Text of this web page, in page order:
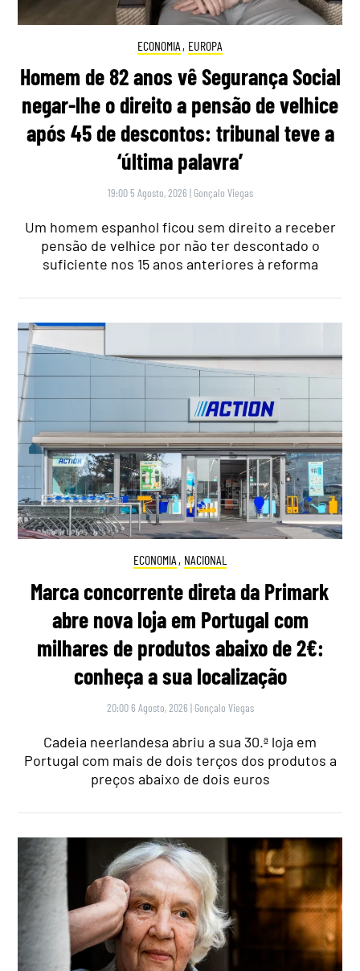
ECONOMIA , EUROPA
Homem de 82 anos vê Segurança Social
negar-lhe o direito a pensão de velhice
após 45 de descontos: tribunal teve a
‘última palavra’
19:00 5 Agosto, 2026 | Gonçalo Viegas
Um homem espanhol ficou sem direito a receber
pensão de velhice por não ter descontado o
suficiente nos 15 anos anteriores à reforma
ECONOMIA , NACIONAL
Marca concorrente direta da Primark
abre nova loja em Portugal com
milhares de produtos abaixo de 2€:
conheça a sua localização
20:00 6 Agosto, 2026 | Gonçalo Viegas
Cadeia neerlandesa abriu a sua 30.ª loja em
Portugal com mais de dois terços dos produtos a
preços abaixo de dois euros